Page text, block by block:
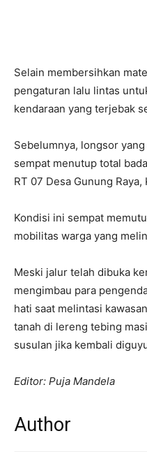
Selain membersihkan
pengaturan lalu lintas
kendaraan yang terjebak
Sebelumnya, longsor
sempat menutup total
RT 07 Desa Gunung
Kondisi ini sempat
mobilitas warga yang
Meski jalur telah dibuka
mengimbau para
hati saat melintasi
tanah di lereng tebing
susulan jika kembali
Editor: Puja Mandela
Author